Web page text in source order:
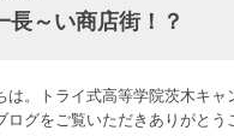
長～い商店街！？
は。トライ式高等学院茨木キャ
ログをご覧いただきありがとう